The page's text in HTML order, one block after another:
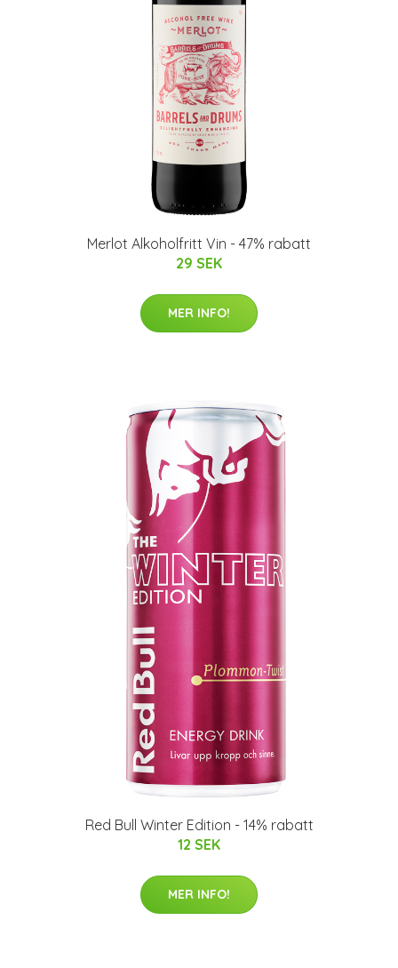
Merlot Alkoholfritt Vin - 47% rabatt
29 SEK
MER INFO!
Red Bull Winter Edition - 14% rabatt
12 SEK
MER INFO!